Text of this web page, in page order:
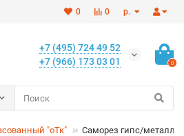
р.
0
0
+7 (495) 724 49 52
+7 (966) 173 03 01
0
"оТк" Саморез гипс/металл,